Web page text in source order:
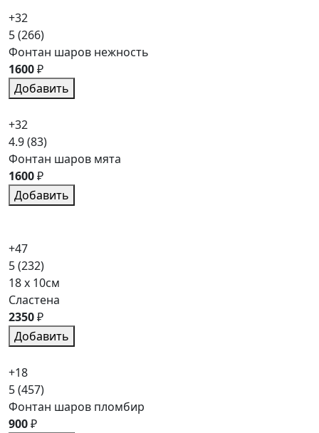
+32
5(266)
Фонтан шаров нежность
1600₽
Добавить
+32
4.9(83)
Фонтан шаров мята
1600₽
Добавить
+47
5(232)
18 x 10см
Сластена
2350₽
Добавить
+18
5(457)
Фонтан шаров пломбир
900₽